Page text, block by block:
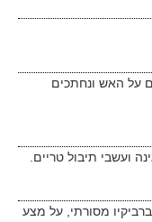
על האש ונחתכים
ועשבי תיבול טריים.
מסורתי, על מצע